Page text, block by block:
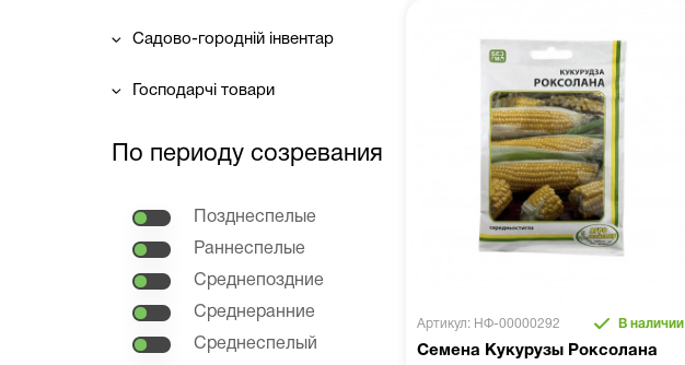
Садово-городній інвентар
Господарчі товари
По периоду созревания
Позднеспелые
Раннеспелые
Среднепоздние
Среднеранние
Среднеспелый
Артикул: НФ-00000292 В наличии
Семена Кукурузы Роксолана